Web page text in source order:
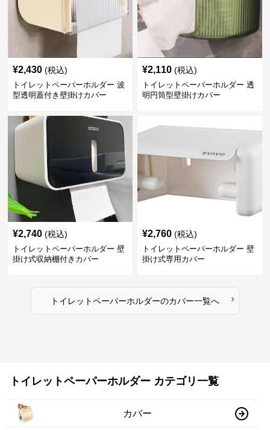
¥2,430 (税込)
トイレットペーパーホルダー 波
型透明蓋付き壁掛けカバー
¥2,110 (税込)
トイレットペーパーホルダー 透
明円筒型壁掛けカバー
¥2,740 (税込)
トイレットペーパーホルダー 壁
掛け式収納棚付きカバー
¥2,760 (税込)
トイレットペーパーホルダー 壁
掛け式専用カバー
トイレットペーパーホルダーのカバー一覧へ ›
トイレットペーパーホルダー カテゴリ一覧
カバー